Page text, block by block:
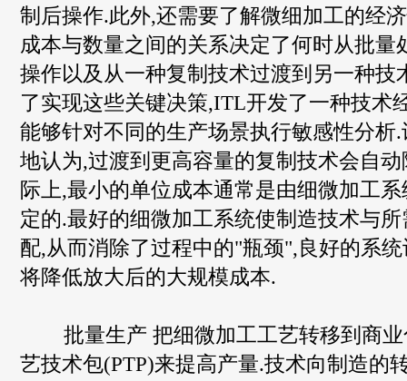
制后操作.此外,还需要了解微细加工的经
成本与数量之间的关系决定了何时从批量
操作以及从一种复制技术过渡到另一种技
了实现这些关键决策,ITL开发了一种技术
能够针对不同的生产场景执行敏感性分析
地认为,过渡到更高容量的复制技术会自
际上,最小的单位成本通常是由细微加工
定的.最好的细微加工系统使制造技术与
配,从而消除了过程中的"瓶颈",良好的系
将降低放大后的大规模成本.
批量生产 把细微加工工艺转移到商业
艺技术包(PTP)来提高产量.技术向制造的